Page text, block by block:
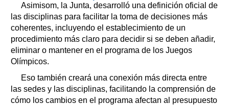
Asimisom, la Junta, desarrolló una definición oficial de
las disciplinas para facilitar la toma de decisiones más
coherentes, incluyendo el establecimiento de un
procedimiento más claro para decidir si se deben añadir,
eliminar o mantener en el programa de los Juegos
Olímpicos.
Eso también creará una conexión más directa entre
las sedes y las disciplinas, facilitando la comprensión de
cómo los cambios en el programa afectan al presupuesto